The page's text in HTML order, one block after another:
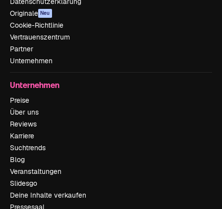
Originale Neu
Cookie-Richtlinie
Vertrauenszentrum
Partner
Unternehmen
Unternehmen
Preise
Über uns
Reviews
Karriere
Suchtrends
Blog
Veranstaltungen
Slidesgo
Deine Inhalte verkaufen
Pressesaal